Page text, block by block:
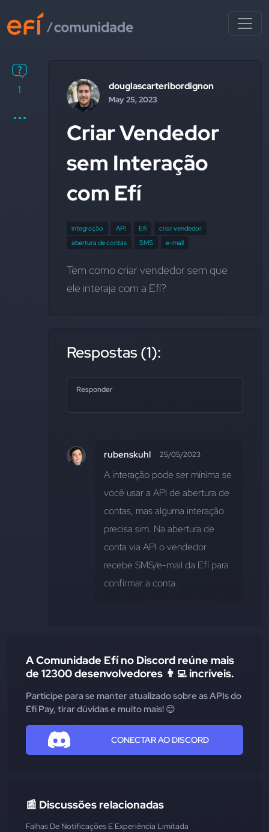
1 douglascarteribordignon
May 25, 2023
Criar Vendedor
sem Interação
com Efí
integração API Efí
criar vendedor
abertura de contas
SMS e-mail
Tem como criar vendedor sem que
ele interaja com a Efí?
Respostas (1):
Responder
rubenskuhl 25/05/2023
A interação pode ser mínima se
você usar a API de abertura de
contas, mas alguma interação
precisa sim. Na abertura de
conta via API o vendedor
recebe SMS/e-mail da Efí para
confirmar a conta.
A Comunidade Efí no Discord reúne mais
de 12300 desenvolvedores 👨‍💻 incríveis.
Participe para se manter atualizado sobre as APIs do
Efí Pay, tirar dúvidas e muito mais! 😊
CONECTAR AO DISCORD
📰 Discussões relacionadas
Falhas De Notificações E Experiência Limitada